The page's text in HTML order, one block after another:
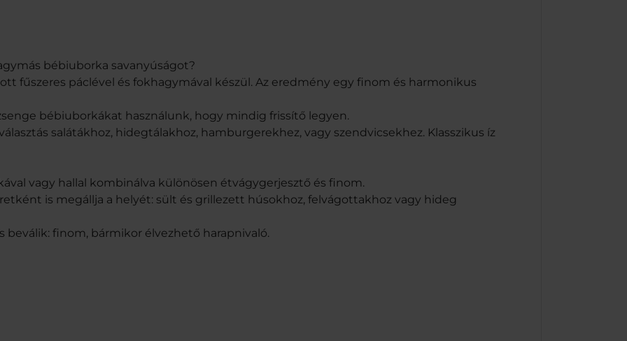
bébiuborka savanyúságot?
fűszeres páclével és fokhagymával készül. Az eredmény egy finom és harmonikus
bébiuborkákat használunk, hogy mindig frissítő legyen.
salátákhoz, hidegtálakhoz, hamburgerekhez, vagy szendvicsekhez. Klasszikus íz
vagy hallal kombinálva különösen étvágygerjesztő és finom.
is megállja a helyét: sült és grillezett húsokhoz, felvágottakhoz vagy hideg
beválik: finom, bármikor élvezhető harapnivaló.